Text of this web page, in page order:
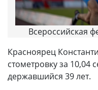
Всероссийская
Красноярец
стометровку за 10,04
державшийся 39 лет.